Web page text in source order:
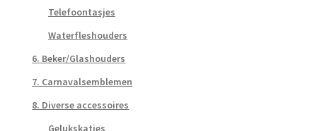
Telefoontasjes
Waterfleshouders
6. Beker/Glashouders
7. Carnavalsemblemen
8. Diverse accessoires
Gelukskatjes